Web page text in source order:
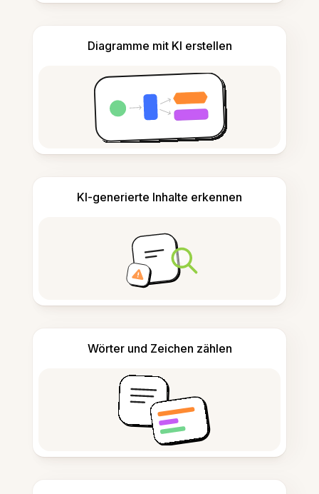
Diagramme mit KI erstellen
KI-generierte Inhalte erkennen
Wörter und Zeichen zählen